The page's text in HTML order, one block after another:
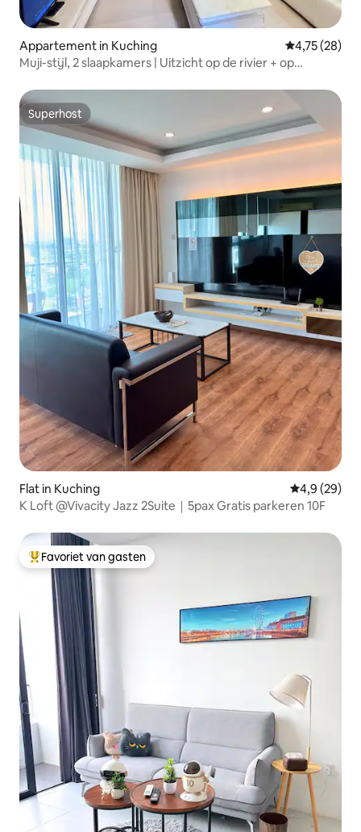
Appartement in Kuching Gemiddelde
4,75 (28)
Muji-stijl, 2 slaapkamers | Uitzicht op de rivier + op
Superhost
Superhost
Flat in Kuching Gemiddelde
4,9 (29)
K Loft @Vivacity Jazz 2Suite｜5pax Gratis parkeren 10F
Topfavoriet van gasten
Favoriet van gasten